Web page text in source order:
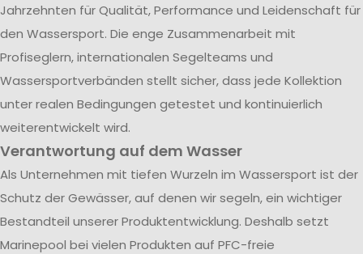
Jahrzehnten für Qualität, Performance und Leidenschaft für
den Wassersport. Die enge Zusammenarbeit mit
Profiseglern, internationalen Segelteams und
Wassersportverbänden stellt sicher, dass jede Kollektion
unter realen Bedingungen getestet und kontinuierlich
weiterentwickelt wird.
Verantwortung auf dem Wasser
Als Unternehmen mit tiefen Wurzeln im Wassersport ist der
Schutz der Gewässer, auf denen wir segeln, ein wichtiger
Bestandteil unserer Produktentwicklung. Deshalb setzt
Marinepool bei vielen Produkten auf PFC-freie